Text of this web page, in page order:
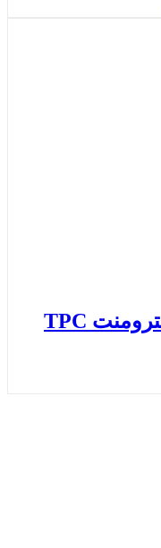
دستگاه روغنکاری اینسترومنت TPC